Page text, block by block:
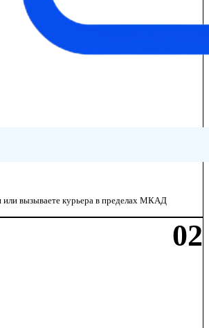
или вызываете курьера в пределах МКАД
02